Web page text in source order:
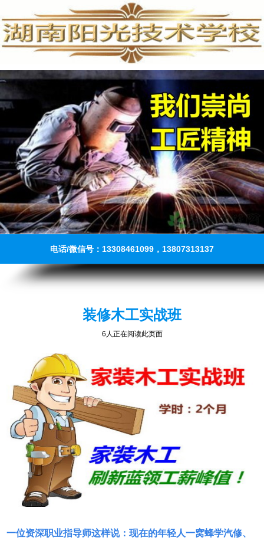
电话/微信号：13308461099，13807313137
装修木工实战班
6人正在阅读此页面
一位资深职业指导师这样说：现在的年轻人一窝蜂学汽修、